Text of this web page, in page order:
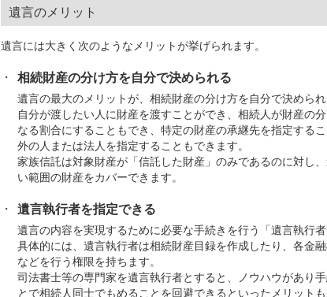
遺言のメリット
遺言には大きく次のようなメリットが挙げられます。
相続財産の分け方を自分で決められる
遺言の最大のメリットが、相続財産の分け方を自分で決められ
自分が渡したい人に財産を渡すことができ、相続人が財産の
なる割合にすることもでき、特定の財産の承継先を指定する
外の人または法人を指定することもできます。
家族信託は対象財産が「信託した財産」のみであるのに対し
い範囲の財産をカバーできます。
遺言執行者を指定できる
遺言の内容を実現するために必要な手続きを行う「遺言執行
具体的には、遺言執行者は相続財産目録を作成したり、各金
などを行う権限を持ちます。
司法書士等の専門家を遺言執行者とすると、ノウハウがあり
とで相続人同士でもめることを回避できるといったメリットも